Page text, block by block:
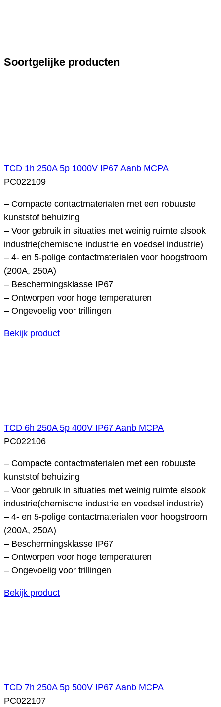
Soortgelijke producten
TCD 1h 250A 5p 1000V IP67 Aanb MCPA
PC022109
– Compacte contactmaterialen met een robuuste
kunststof behuizing
– Voor gebruik in situaties met weinig ruimte alsook
industrie(chemische industrie en voedsel industrie)
– 4- en 5-polige contactmaterialen voor hoogstroom
(200A, 250A)
– Beschermingsklasse IP67
– Ontworpen voor hoge temperaturen
– Ongevoelig voor trillingen
Bekijk product
TCD 6h 250A 5p 400V IP67 Aanb MCPA
PC022106
– Compacte contactmaterialen met een robuuste
kunststof behuizing
– Voor gebruik in situaties met weinig ruimte alsook
industrie(chemische industrie en voedsel industrie)
– 4- en 5-polige contactmaterialen voor hoogstroom
(200A, 250A)
– Beschermingsklasse IP67
– Ontworpen voor hoge temperaturen
– Ongevoelig voor trillingen
Bekijk product
TCD 7h 250A 5p 500V IP67 Aanb MCPA
PC022107